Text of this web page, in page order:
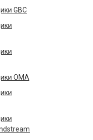
С ПР-ВА,
GBC
GBC
OMA